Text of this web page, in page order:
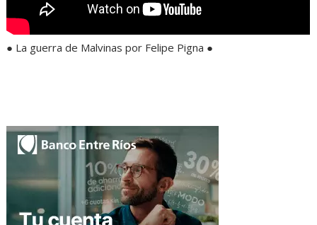
● La guerra de Malvinas por Felipe Pigna ●